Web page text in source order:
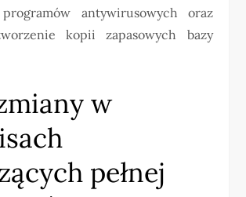
programów antywirusowych oraz
kopii zapasowych bazy
w
pełnej